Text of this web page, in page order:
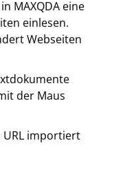
MAXQDA eine
einlesen.
Webseiten
der Maus
URL importiert